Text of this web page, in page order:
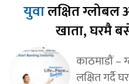
युवालक्षित ग्लोबल
खाता, घरमै
काठमाडौं
लक्षित गर्दै